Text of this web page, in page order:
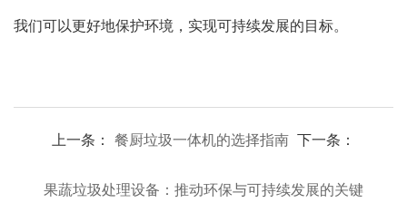
我们可以更好地保护环境，实现可持续发展的目标。
上一条： 餐厨垃圾一体机的选择指南 下一条：
果蔬垃圾处理设备：推动环保与可持续发展的关键